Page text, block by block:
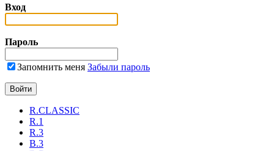
Вход
Пароль
Запомнить меня Забыли пароль
R.CLASSIC
R.1
R.3
B.3